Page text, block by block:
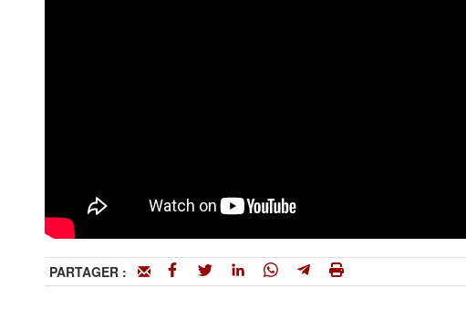
PARTAGER :